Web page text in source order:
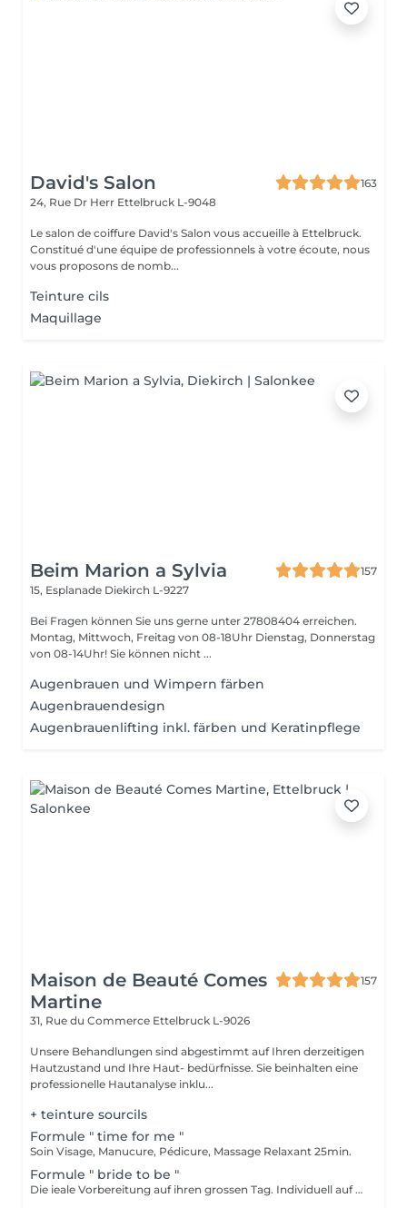
David's Salon
163
24, Rue Dr Herr Ettelbruck L-9048
Le salon de coiffure David's Salon vous accueille à Ettelbruck.
Constitué d'une équipe de professionnels à votre écoute, nous
vous proposons de nomb...
Teinture cils
Maquillage
Beim Marion a Sylvia
157
15, Esplanade Diekirch L-9227
Bei Fragen können Sie uns gerne unter 27808404 erreichen.
Montag, Mittwoch, Freitag von 08-18Uhr Dienstag, Donnerstag
von 08-14Uhr! Sie können nicht ...
Augenbrauen und Wimpern färben
Augenbrauendesign
Augenbrauenlifting inkl. färben und Keratinpflege
Maison de Beauté Comes
Martine
157
31, Rue du Commerce Ettelbruck L-9026
Unsere Behandlungen sind abgestimmt auf Ihren derzeitigen
Hautzustand und Ihre Haut- bedürfnisse. Sie beinhalten eine
professionelle Hautanalyse inklu...
+ teinture sourcils
Formule " time for me "
Soin Visage, Manucure, Pédicure, Massage Relaxant 25min.
Formule " bride to be "
Die ieale Vorbereitung auf ihren grossen Tag. Individuell auf ihre Bedürfnisse abgeschnittene Gesichtsbehandlung wenige Tage vor der Hochzeit, Maniküre und typgerechtes Braut-Make-up inklusive Probe